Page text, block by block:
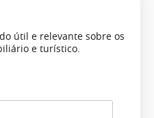
útil e relevante sobre os
e turístico.